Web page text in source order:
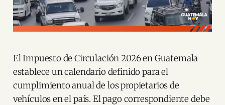
El Impuesto de Circulación 2026 en Guatemala
establece un calendario definido para el
cumplimiento anual de los propietarios de
vehículos en el país. El pago correspondiente debe